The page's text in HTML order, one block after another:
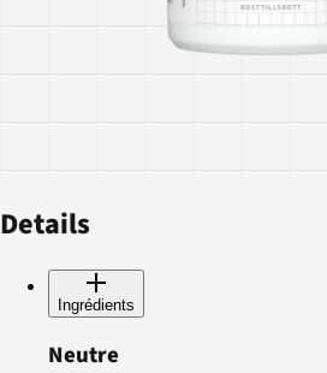
Details
Ingrédients
Neutre